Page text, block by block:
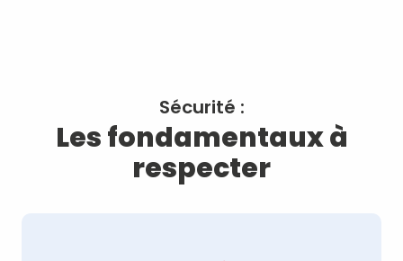
Sécurité :
Les fondamentaux à
respecter